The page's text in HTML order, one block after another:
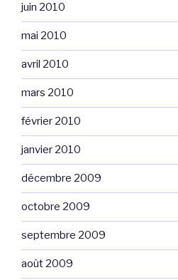
juin 2010
mai 2010
avril 2010
mars 2010
février 2010
janvier 2010
décembre 2009
octobre 2009
septembre 2009
août 2009